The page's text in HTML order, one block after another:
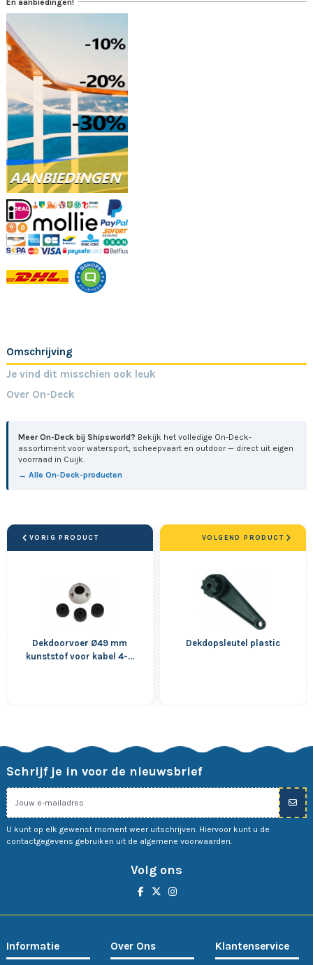
Omschrijving
Je vind dit misschien ook leuk
Over On-Deck
Meer On-Deck bij Shipsworld? Bekijk het volledige On-Deck-
assortiment voor watersport, scheepvaart en outdoor — direct uit eigen
voorraad in Cuijk.
→ Alle On-Deck-producten
VORIG PRODUCT
Dekdoorvoer Ø49 mm
kunststof voor kabel 4-9
Dekdopsleutel plastic
VOLGEND PRODUCT
Schrijf je in voor de nieuwsbrief
U kunt op elk gewenst moment weer uitschrijven. Hiervoor kunt u de
contactgegevens gebruiken uit de algemene voorwaarden.
Volg ons
Informatie Over Ons Klantenservice